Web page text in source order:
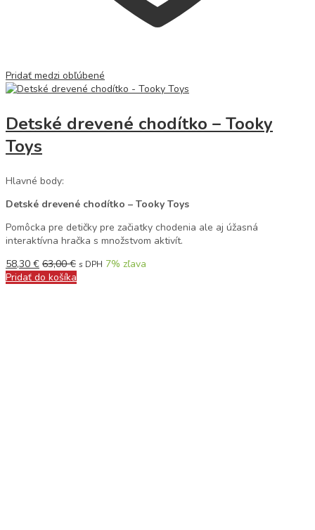
Pridať medzi obľúbené
Detské drevené chodítko – Tooky
Toys
Hlavné body:
Detské drevené chodítko – Tooky Toys
Pomôcka pre detičky pre začiatky chodenia ale aj úžasná
interaktívna hračka s množstvom aktivít.
58,30 € 63,00€ s DPH 7% zľava
Pridať do košíka